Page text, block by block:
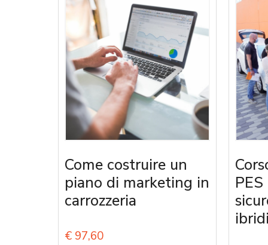
Come costruire un
piano di marketing in
carrozzeria
€ 97,60